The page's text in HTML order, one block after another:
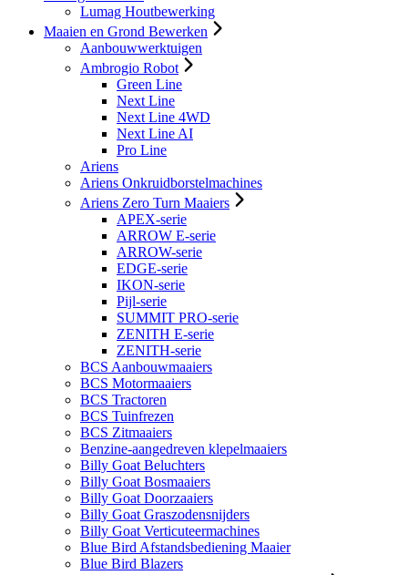
Lumag Houtbewerking
Maaien en Grond Bewerken
Aanbouwwerktuigen
Ambrogio Robot
Green Line
Next Line
Next Line 4WD
Next Line AI
Pro Line
Ariens
Ariens Onkruidborstelmachines
Ariens Zero Turn Maaiers
APEX-serie
ARROW E-serie
ARROW-serie
EDGE-serie
IKON-serie
Pijl-serie
SUMMIT PRO-serie
ZENITH E-serie
ZENITH-serie
BCS Aanbouwmaaiers
BCS Motormaaiers
BCS Tractoren
BCS Tuinfrezen
BCS Zitmaaiers
Benzine-aangedreven klepelmaaiers
Billy Goat Beluchters
Billy Goat Bosmaaiers
Billy Goat Doorzaaiers
Billy Goat Graszodensnijders
Billy Goat Verticuteermachines
Blue Bird Afstandsbediening Maaier
Blue Bird Blazers